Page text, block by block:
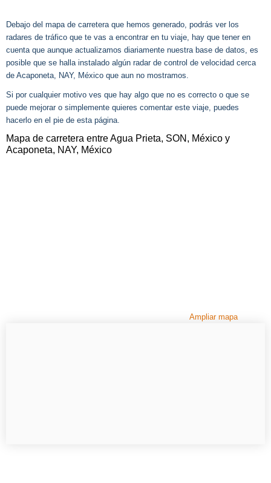
Debajo del mapa de carretera que hemos generado, podrás ver los
radares de tráfico que te vas a encontrar en tu viaje, hay que tener en
cuenta que aunque actualizamos diariamente nuestra base de datos, es
posible que se halla instalado algún radar de control de velocidad cerca
de Acaponeta, NAY, México que aun no mostramos.
Si por cualquier motivo ves que hay algo que no es correcto o que se
puede mejorar o simplemente quieres comentar este viaje, puedes
hacerlo en el pie de esta página.
Mapa de carretera entre Agua Prieta, SON, México y
Acaponeta, NAY, México
Ampliar mapa